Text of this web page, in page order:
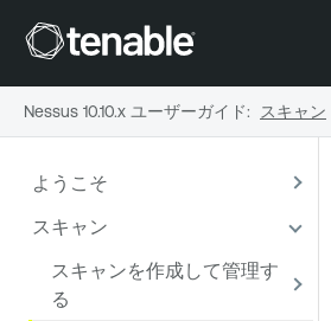
ようこそ
スキャン
スキャンを作成して管理す
る
Nessus 10.10.x ユーザーガイド: スキャン